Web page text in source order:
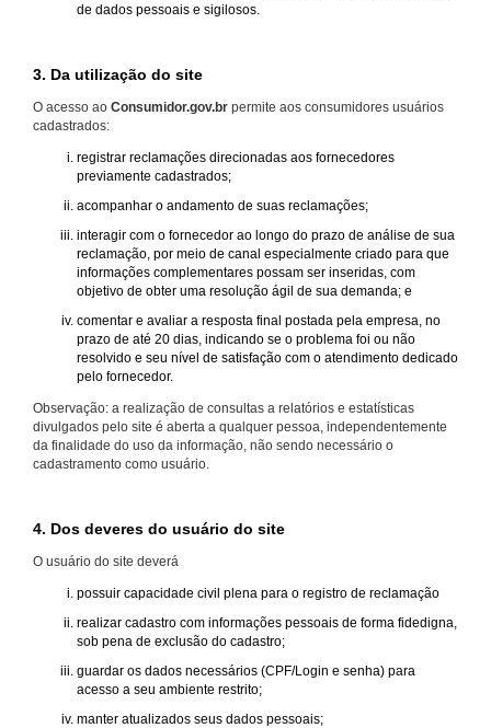
de dados pessoais e sigilosos.
3. Da utilização do site
O acesso ao Consumidor.gov.br permite aos consumidores usuários
cadastrados:
registrar reclamações direcionadas aos fornecedores
previamente cadastrados;
acompanhar o andamento de suas reclamações;
interagir com o fornecedor ao longo do prazo de análise de sua
reclamação, por meio de canal especialmente criado para que
informações complementares possam ser inseridas, com
objetivo de obter uma resolução ágil de sua demanda; e
comentar e avaliar a resposta final postada pela empresa, no
prazo de até 20 dias, indicando se o problema foi ou não
resolvido e seu nível de satisfação com o atendimento dedicado
pelo fornecedor.
Observação: a realização de consultas a relatórios e estatísticas
divulgados pelo site é aberta a qualquer pessoa, independentemente
da finalidade do uso da informação, não sendo necessário o
cadastramento como usuário.
4. Dos deveres do usuário do site
O usuário do site deverá
possuir capacidade civil plena para o registro de reclamação
realizar cadastro com informações pessoais de forma fidedigna,
sob pena de exclusão do cadastro;
guardar os dados necessários (CPF/Login e senha) para
acesso a seu ambiente restrito;
manter atualizados seus dados pessoais;